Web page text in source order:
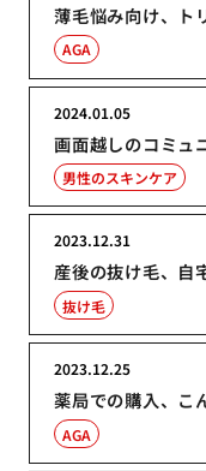
薄毛悩み向け、ト
AGA
画面越しのコミュ
2024.01.05
男性のスキンケア
産後の抜け毛、自
2023.12.31
抜け毛
薬局での購入、こ
2023.12.25
AGA